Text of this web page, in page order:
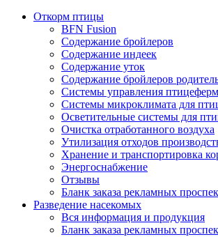
Откорм птицы
BFN Fusion
Содержание бройлеров
Содержание индеек
Содержание уток
Содержание бройлеров
Системы управления
Системы микроклимата для
Осветительные системы для
Очистка отработанного воздуха
Утилизация отходов
Хранение и транспортировка
Энергоснабжение
Отзывы
Бланк заказа рекламных
Разведение насекомых
Вся информация и продукция
Бланк заказа рекламных